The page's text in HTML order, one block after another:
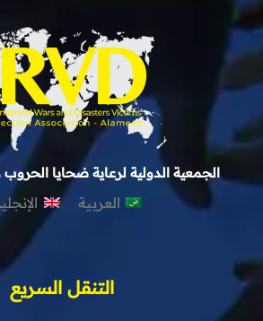
الجمعية الدولية لرعاية ضحايا الحروب
العربية
التنقل السريع